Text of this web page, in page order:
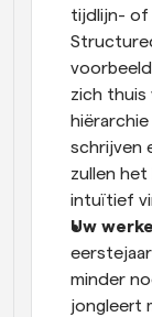
tijdlijn- of
zich thuis
schrijven
zullen
intuïtief
Uw
minder
jongleert